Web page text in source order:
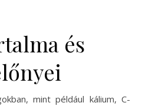
és
mint például kálium, C-